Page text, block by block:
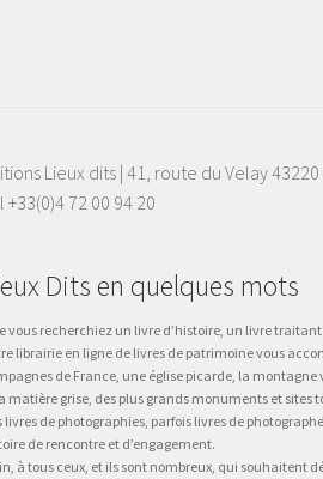
Lieux dits | 41, route du Velay 43220
+33(0)4 72 00 94 20
Dits en quelques mots
vous recherchiez un livre d’histoire, un livre
librairie en ligne de livres de patrimoine vous
de France, une église picarde, la montagne
matière grise, des plus grands monuments et sites
livres de photographies, parfois livres de
de rencontre et d’engagement.
à tous ceux, et ils sont nombreux, qui souhaitent